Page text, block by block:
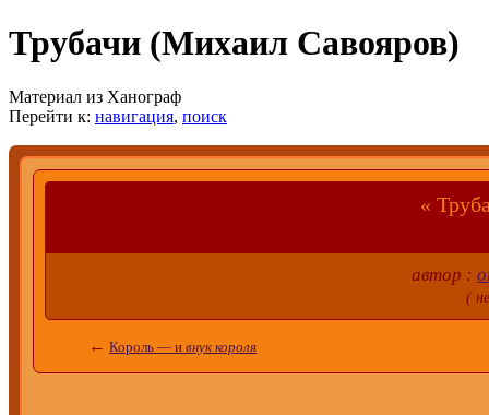
Трубачи (Михаил Савояров)
Материал из Ханограф
Перейти к: навигация, поиск
«
автор :
(
← Король — и внук короля